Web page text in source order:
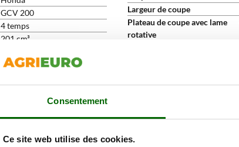
Consentement
Ce site web utilise des cookies.
GCV 200
4 temps
201 cm³
6.5 HP
À bain d'huile
0.9 L
Largeur de coupe
Plateau de coupe avec lame
rotative
débroussailleuse
corde)